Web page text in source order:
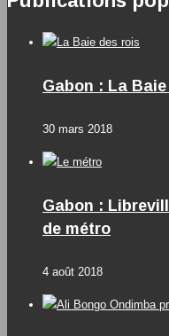
Gabon : La
30 mars 2018
Gabon :
de métro
4 août 2018